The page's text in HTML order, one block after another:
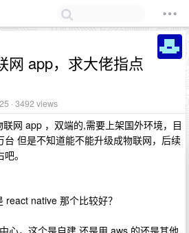
网 app，求大佬指点
· 3492 views
网 app ，双端的,需要上架国外环境，目
但是不知道能不能升级成物联网，后续
。
native 那个比较好？
心，这个是自建 还是用 aws 的还是其他